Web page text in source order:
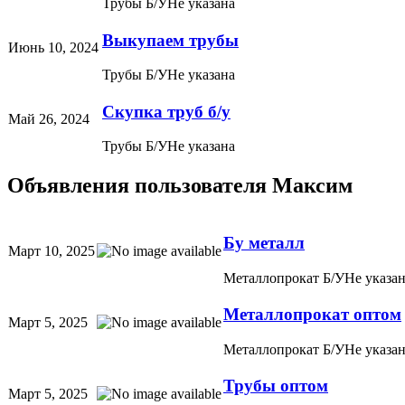
Трубы Б/УНе указана
Июнь 10, 2024 Выкупаем трубы
Трубы Б/УНе указана
Май 26, 2024 Скупка труб б/у
Трубы Б/УНе указана
Объявления пользователя Максим
Март 10, 2025 Бу металл
Металлопрокат Б/УНе
Март 5, 2025 Металлопрокат оптом
Металлопрокат Б/УНе
Март 5, 2025 Трубы оптом